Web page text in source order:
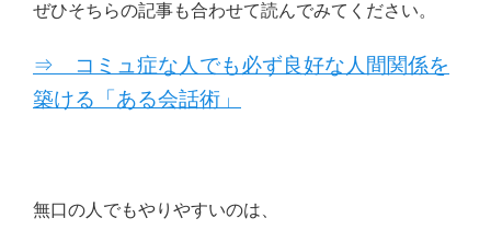
ぜひそちらの記事も合わせて読んでみてください。
⇒ コミュ症な人でも必ず良好な人間関係を
築ける「ある会話術」
無口の人でもやりやすいのは、